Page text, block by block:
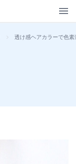
> 透け感ヘアカラーで色素